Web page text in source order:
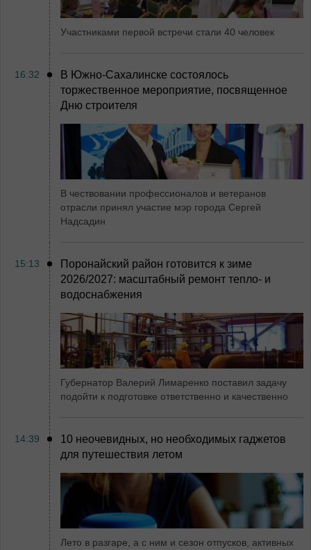
Участниками первой встречи стали 40 человек
16:32
В Южно-Сахалинске состоялось
торжественное мероприятие, посвященное
Дню строителя
В чествовании профессионалов и ветеранов
отрасли принял участие мэр города Сергей
Надсадин
15:13
Поронайский район готовится к зиме
2026/2027: масштабный ремонт тепло- и
водоснабжения
Губернатор Валерий Лимаренко поставил задачу
подойти к подготовке ответственно и качественно
14:39
10 неочевидных, но необходимых гаджетов
для путешествия летом
Лето в разгаре, а с ним и сезон отпусков, активных